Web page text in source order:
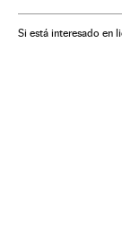
Si está interesado en